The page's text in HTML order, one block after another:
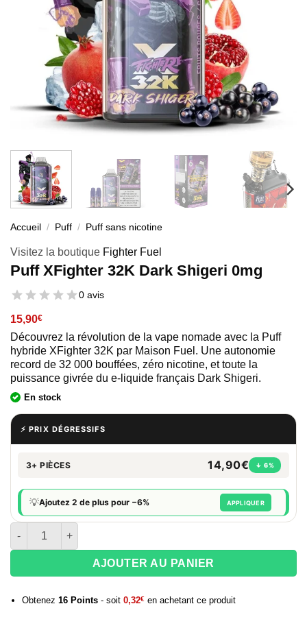
Accueil / Puff / Puff sans nicotine
Visitez la boutique Fighter Fuel
Puff XFighter 32K Dark Shigeri 0mg
0 avis
15,90€
Découvrez la révolution de la vape nomade avec la Puff
hybride XFighter 32K par Maison Fuel. Une autonomie
record de 32 000 bouffées, zéro nicotine, et toute la
puissance givrée du e-liquide français Dark Shigeri.
En stock
⚡ PRIX DÉGRESSIFS
3+ PIÈCES 14,90€ ↓ 6%
💡Ajoutez 2 de plus pour −6% APPLIQUER
quantité de Puff XFighter 32K Dark Shigeri 0mg
AJOUTER AU PANIER
Obtenez 16Points- soit 0,32€ en achetant ce produit